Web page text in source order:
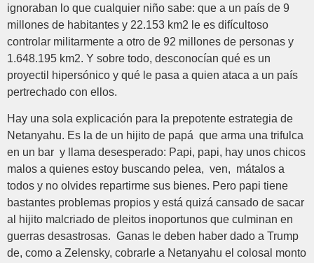
ignoraban lo que cualquier niño sabe: que a un país de 9
millones de habitantes y 22.153 km2 le es difícultoso
controlar militarmente a otro de 92 millones de personas y
1.648.195 km2. Y sobre todo, desconocían qué es un
proyectil hipersónico y qué le pasa a quien ataca a un país
pertrechado con ellos.
Hay una sola explicación para la prepotente estrategia de
Netanyahu. Es la de un hijito de papá que arma una trifulca
en un bar y llama desesperado: Papi, papi, hay unos chicos
malos a quienes estoy buscando pelea, ven, mátalos a
todos y no olvides repartirme sus bienes. Pero papi tiene
bastantes problemas propios y está quizá cansado de sacar
al hijito malcriado de pleitos inoportunos que culminan en
guerras desastrosas. Ganas le deben haber dado a Trump
de, como a Zelensky, cobrarle a Netanyahu el colosal monto